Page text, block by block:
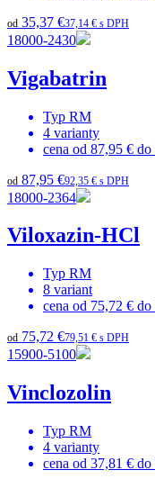
od 35,37 €37,14 € s DPH
18000-2430
Vigabatrin
Typ RM
4 varianty
cena od 87,95 € do
od 87,95 €92,35 € s DPH
18000-2364
Viloxazin-HCl
Typ RM
8 variant
cena od 75,72 € do
od 75,72 €79,51 € s DPH
15900-5100
Vinclozolin
Typ RM
4 varianty
cena od 37,81 € do